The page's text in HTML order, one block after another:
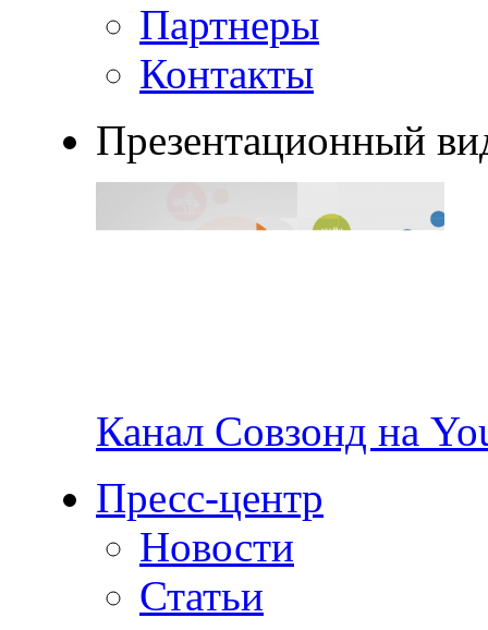
Партнеры
Контакты
Презентационный
Канал Совзонд на
Пресс-центр
Новости
Статьи